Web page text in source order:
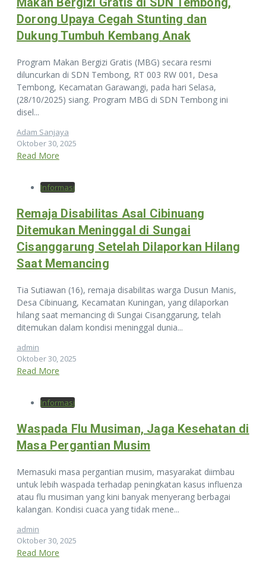
Dorong Upaya Cegah Stunting dan
Dukung Tumbuh Kembang Anak
Program Makan Bergizi Gratis (MBG) secara resmi
diluncurkan di SDN Tembong, RT 003 RW 001, Desa
Tembong, Kecamatan Garawangi, pada hari Selasa,
(28/10/2025) siang. Program MBG di SDN Tembong ini
disel...
Adam Sanjaya
Oktober 30, 2025
Read More
Informasi
Remaja Disabilitas Asal Cibinuang
Ditemukan Meninggal di Sungai
Cisanggarung Setelah Dilaporkan Hilang
Saat Memancing
Tia Sutiawan (16), remaja disabilitas warga Dusun Manis,
Desa Cibinuang, Kecamatan Kuningan, yang dilaporkan
hilang saat memancing di Sungai Cisanggarung, telah
ditemukan dalam kondisi meninggal dunia...
admin
Oktober 30, 2025
Read More
Informasi
Waspada Flu Musiman, Jaga Kesehatan di
Masa Pergantian Musim
Memasuki masa pergantian musim, masyarakat diimbau
untuk lebih waspada terhadap peningkatan kasus influenza
atau flu musiman yang kini banyak menyerang berbagai
kalangan. Kondisi cuaca yang tidak mene...
admin
Oktober 30, 2025
Read More